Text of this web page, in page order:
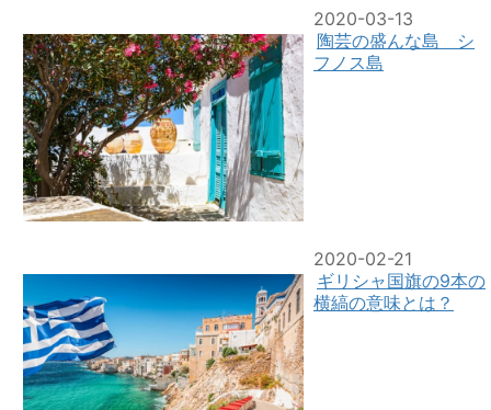
2020-03-13
陶芸の盛んな島 シ
フノス島
2020-02-21
ギリシャ国旗の9本の
横縞の意味とは？